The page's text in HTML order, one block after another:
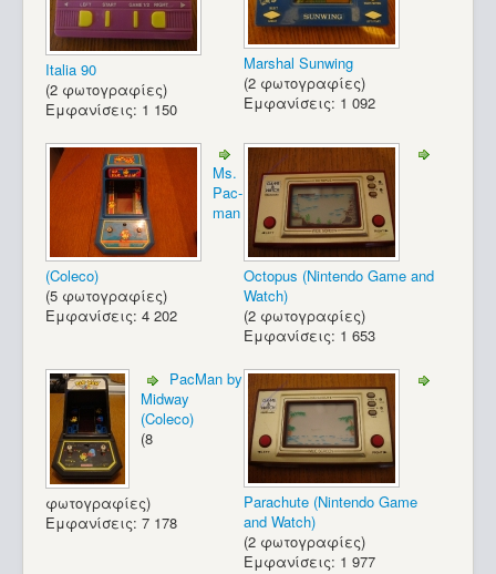
Italia 90
(2 φωτογραφίες)
Εμφανίσεις: 1 150
Marshal Sunwing
(2 φωτογραφίες)
Εμφανίσεις: 1 092
Ms.
Pac-
man
(Coleco)
(5 φωτογραφίες)
Εμφανίσεις: 4 202
Octopus (Nintendo Game and
Watch)
(2 φωτογραφίες)
Εμφανίσεις: 1 653
PacMan by
Midway
(Coleco)
(8
φωτογραφίες)
Εμφανίσεις: 7 178
Parachute (Nintendo Game
and Watch)
(2 φωτογραφίες)
Εμφανίσεις: 1 977